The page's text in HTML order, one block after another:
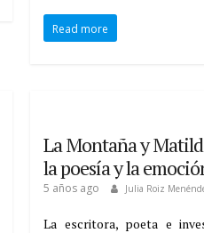
Read more
La Montaña y
la poesía y la
5 años ago Julia Roiz
La escritora, poeta e